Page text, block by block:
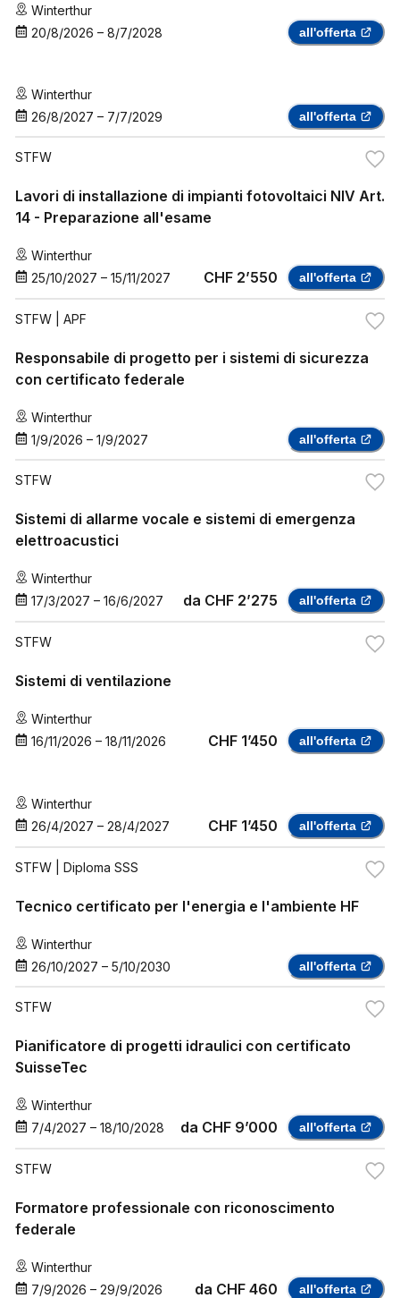
Winterthur
20/8/2026 – 8/7/2028 all'offerta
Winterthur
26/8/2027 – 7/7/2029 all'offerta
STFW
Lavori di installazione di impianti fotovoltaici NIV Art.
14 - Preparazione all'esame
Winterthur
25/10/2027 – 15/11/2027 CHF 2’550 all'offerta
STFW | APF
Responsabile di progetto per i sistemi di sicurezza
con certificato federale
Winterthur
1/9/2026 – 1/9/2027 all'offerta
STFW
Sistemi di allarme vocale e sistemi di emergenza
elettroacustici
Winterthur
17/3/2027 – 16/6/2027 da CHF 2’275 all'offerta
STFW
Sistemi di ventilazione
Winterthur
16/11/2026 – 18/11/2026 CHF 1’450 all'offerta
Winterthur
26/4/2027 – 28/4/2027 CHF 1’450 all'offerta
STFW | Diploma SSS
Tecnico certificato per l'energia e l'ambiente HF
Winterthur
26/10/2027 – 5/10/2030 all'offerta
STFW
Pianificatore di progetti idraulici con certificato
SuisseTec
Winterthur
7/4/2027 – 18/10/2028 da CHF 9’000 all'offerta
STFW
Formatore professionale con riconoscimento
federale
Winterthur
7/9/2026 – 29/9/2026 da CHF 460 all'offerta